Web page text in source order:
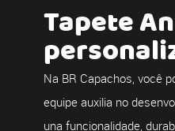
Tapete
Na BR Capachos, você
equipe auxilia no
una funcionalidade,